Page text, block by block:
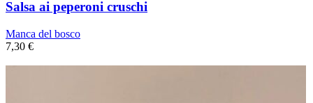
Salsa ai peperoni cruschi
Manca del bosco
7,30 €